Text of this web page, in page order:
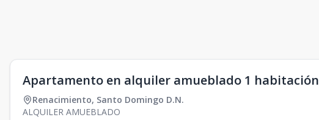
Apartamento en alquiler amueblado 1 habitación
Renacimiento, Santo Domingo D.N.
ALQUILER AMUEBLADO